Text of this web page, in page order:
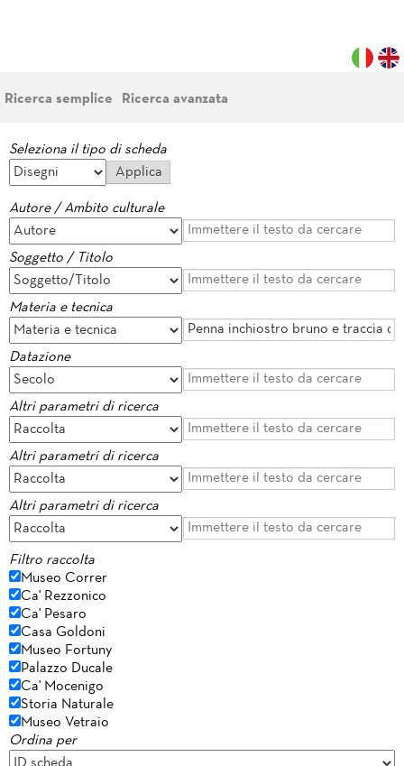
Ricerca semplice Ricerca avanzata
Seleziona il tipo di scheda
Autore / Ambito culturale
Soggetto / Titolo
Materia e tecnica
Datazione
Altri parametri di ricerca
Altri parametri di ricerca
Altri parametri di ricerca
Filtro raccolta
Museo Correr
Ca' Rezzonico
Ca' Pesaro
Casa Goldoni
Museo Fortuny
Palazzo Ducale
Ca' Mocenigo
Storia Naturale
Museo Vetraio
Ordina per